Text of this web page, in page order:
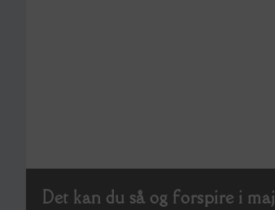
Det kan du så og forspire i maj